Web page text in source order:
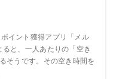
イント獲得アプリ「メル
と、一人あたりの「空き
そうです。その空き時間を